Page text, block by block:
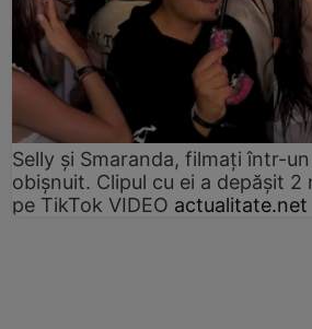
Selly și Smaranda, filmați într-
obișnuit. Clipul cu ei a depășit 2
pe TikTok VIDEO actualitate.net